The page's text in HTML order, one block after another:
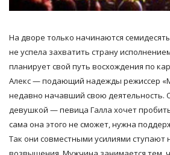
На дворе только начинаются
не успела захватить страну
планирует свой путь восхождения по
Алекс — подающий надежды режиссер
недавно начавший свою деятельность.
девушкой — певица Галла хочет
сама она этого не сможет, нужна
Так они совместными усилиями ступают